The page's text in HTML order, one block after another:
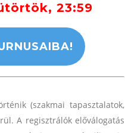
23:59
(szakmai tapasztalatok,
A regisztrálók előválogatás